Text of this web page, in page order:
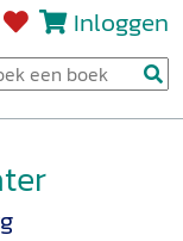
Inloggen